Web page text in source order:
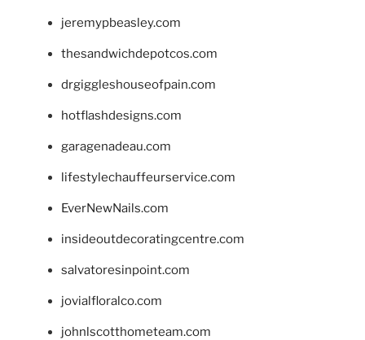
jeremypbeasley.com
thesandwichdepotcos.com
drgiggleshouseofpain.com
hotflashdesigns.com
garagenadeau.com
lifestylechauffeurservice.com
EverNewNails.com
insideoutdecoratingcentre.com
salvatoresinpoint.com
jovialfloralco.com
johnlscotthometeam.com